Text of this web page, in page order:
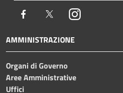
Facebook TwitterInstagram
AMMINISTRAZIONE
Organi di Governo
Aree Amministrative
Uffici